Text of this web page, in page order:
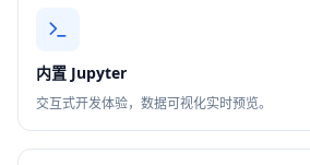
内置 Jupyter
交互式开发体验，数据可视化实时预览。